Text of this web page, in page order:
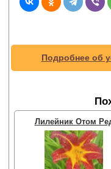
Подробнее об
Лилейник Отом